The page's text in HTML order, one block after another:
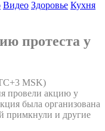
Видео Здоровье Кухня
протеста у
MSK)
провели акцию у
была организована
примкнули и другие